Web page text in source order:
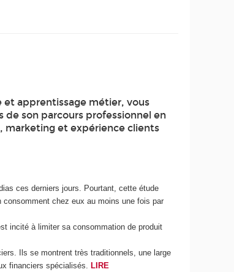
et apprentissage métier, vous
de son parcours professionnel en
marketing et expérience clients
ces derniers jours. Pourtant, cette étude
consomment chez eux au moins une fois par
incité à limiter sa consommation de produit
Ils se montrent très traditionnels, une large
financiers spécialisés. LIRE